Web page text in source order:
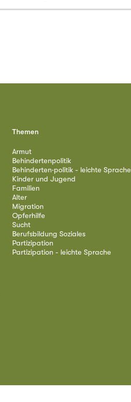
Themen
Armut
Behindertenpolitik
Behinderten·politik - leichte Sprache
Kinder und Jugend
Familien
Alter
Migration
Opferhilfe
Sucht
Berufsbildung Soziales
Partizipation
Partizipation - leichte Sprache